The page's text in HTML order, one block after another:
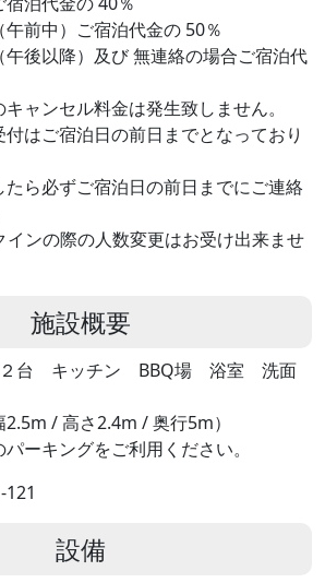
前中）ご宿泊代金の 50％
後以降）及び 無連絡の場合ご宿泊代
ャンセル料金は発生致しません。
はご宿泊日の前日までとなっており
たら必ずご宿泊日の前日までにご連絡
ンの際の人数変更はお受け出来ませ
施設概要
２台 キッチン BBQ場 浴室 洗面
/ 高さ2.4m / 奥行5m）
ーキングをご利用ください。
設備